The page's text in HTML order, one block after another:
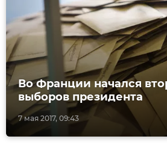
7 мая 2017, 09:43
Во Франции начался
выборов президента